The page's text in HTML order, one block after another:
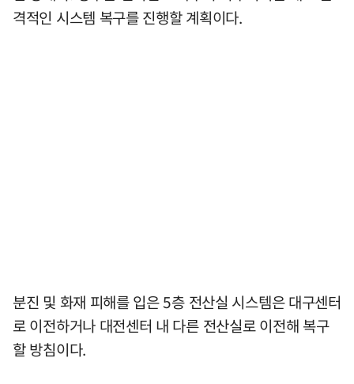
격적인 시스템 복구를 진행할 계획이다.
분진 및 화재 피해를 입은 5층 전산실 시스템은 대구센터
로 이전하거나 대전센터 내 다른 전산실로 이전해 복구
할 방침이다.